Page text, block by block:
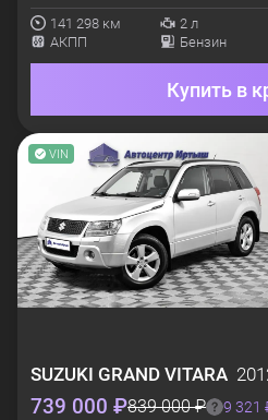
141 298 км 2 л
АКПП
Бензин
Купить в
VIN
SUZUKI GRAND VITARA
739 000 ₽839 000 ₽ 9 321